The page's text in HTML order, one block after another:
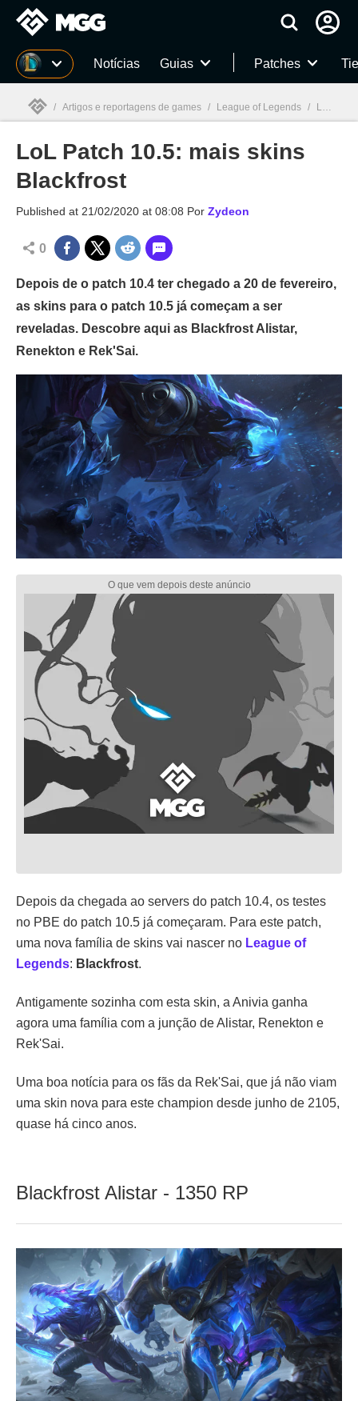
Millenium Notícias Guias Patches
Millenium
/ Artigos e reportagens de games / League of Legends / LoL Patch 10.5: mais skins Blackfrost
LoL Patch 10.5: mais skins
Blackfrost
Published at 21/02/2020 at 08:08 Por Zydeon
0
Depois de o patch 10.4 ter chegado a 20 de fevereiro,
as skins para o patch 10.5 já começam a ser
reveladas. Descobre aqui as Blackfrost Alistar,
Renekton e Rek'Sai.
Depois da chegada ao servers do patch 10.4, os testes
no PBE do patch 10.5 já começaram. Para este patch,
uma nova família de skins vai nascer no League of
Legends: Blackfrost.
Antigamente sozinha com esta skin, a Anivia ganha
agora uma família com a junção de Alistar, Renekton e
Rek'Sai.
Uma boa notícia para os fãs da Rek'Sai, que já não viam
uma skin nova para este champion desde junho de 2105,
quase há cinco anos.
Blackfrost Alistar - 1350 RP